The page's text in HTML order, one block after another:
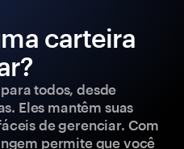
carteira
todos, desde
Eles mantêm suas
de gerenciar. Com
permite que você